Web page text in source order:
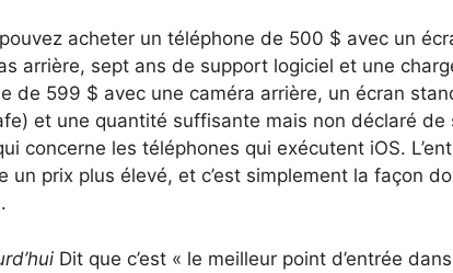
acheter un téléphone de 500 $ avec un
arrière, sept ans de support logiciel et une
de 599 $ avec une caméra arrière, un écran
et une quantité suffisante mais non déclaré de
concerne les téléphones qui exécutent iOS.
un prix plus élevé, et c’est simplement la façon
.
Dit que c’est « le meilleur point d’entrée